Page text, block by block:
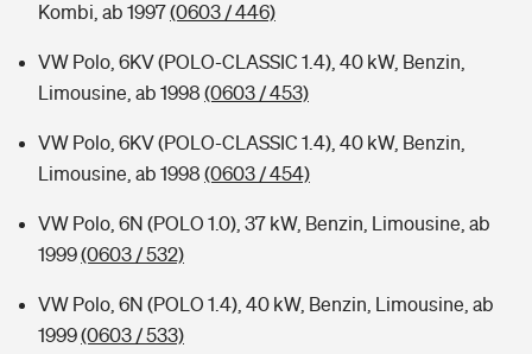
Kombi, ab 1997(0603 / 446)
VW Polo, 6KV (POLO-CLASSIC 1.4), 40 kW, Benzin,
Limousine, ab 1998 (0603 / 453)
VW Polo, 6KV (POLO-CLASSIC 1.4), 40 kW, Benzin,
Limousine, ab 1998 (0603 / 454)
VW Polo, 6N (POLO 1.0), 37 kW, Benzin, Limousine, ab
1999(0603 / 532)
VW Polo, 6N (POLO 1.4), 40 kW, Benzin, Limousine, ab
1999(0603 / 533)